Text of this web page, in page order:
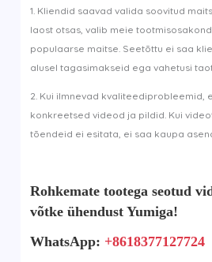
1. Kliendid saavad valida soovitud
laost otsas, valib meie
populaarse maitse. Seetõttu ei saa
alusel tagasimakseid ega vahetusi
2. Kui ilmnevad kvaliteediprobleemid,
konkreetsed videod ja pildid. Kui
tõendeid ei esitata, ei saa kaupa
Rohkemate tootega seotud
võtke ühendust Yumiga!
WhatsApp: +8618377127724